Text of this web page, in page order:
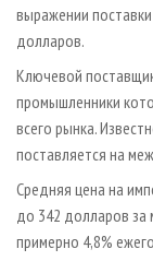
выражении
долларов.
Ключевой
промышленники
всего рынка.
поставляется на
Средняя цена на
до 342 долларов за
примерно 4,8%